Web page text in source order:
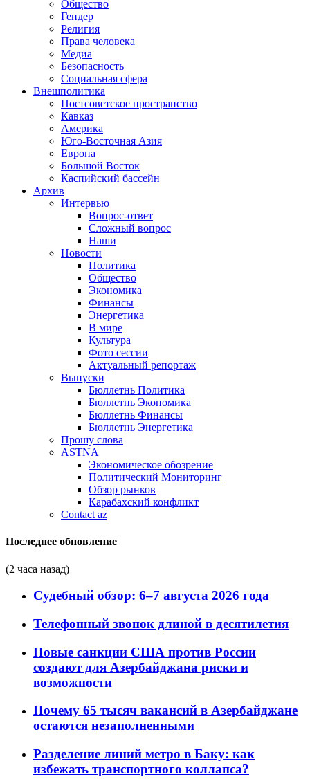
Общество
Гендер
Религия
Права человека
Медиа
Безопасность
Социальная сфера
Внешполитика
Постсоветское пространство
Кавказ
Америка
Юго-Восточная Азия
Европа
Большой Восток
Каспийский бассейн
Архив
Интервью
Вопрос-ответ
Сложный вопрос
Наши
Новости
Политика
Общество
Экономика
Финансы
Энергетика
В мире
Культура
Фото сессии
Актуальный репортаж
Выпуски
Бюллетнь Политика
Бюллетнь Экономика
Бюллетнь Финансы
Бюллетнь Энергетика
Прошу слова
ASTNA
Экономическое обозрение
Политический Мониторинг
Обзор рынков
Карабахский конфликт
Contact az
Последнее обновление
(2 часа назад)
Судебный обзор: 6–7 августа 2026 года
Телефонный звонок длиной в десятилетия
Новые санкции США против России
создают для Азербайджана риски и
возможности
Почему 65 тысяч вакансий в Азербайджане
остаются незаполненными
Разделение линий метро в Баку: как
избежать транспортного коллапса?